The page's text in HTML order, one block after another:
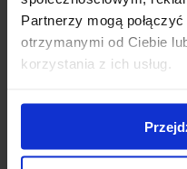
Partnerzy mogą
otrzymanymi od Ciebie
korzystania z ich usług.